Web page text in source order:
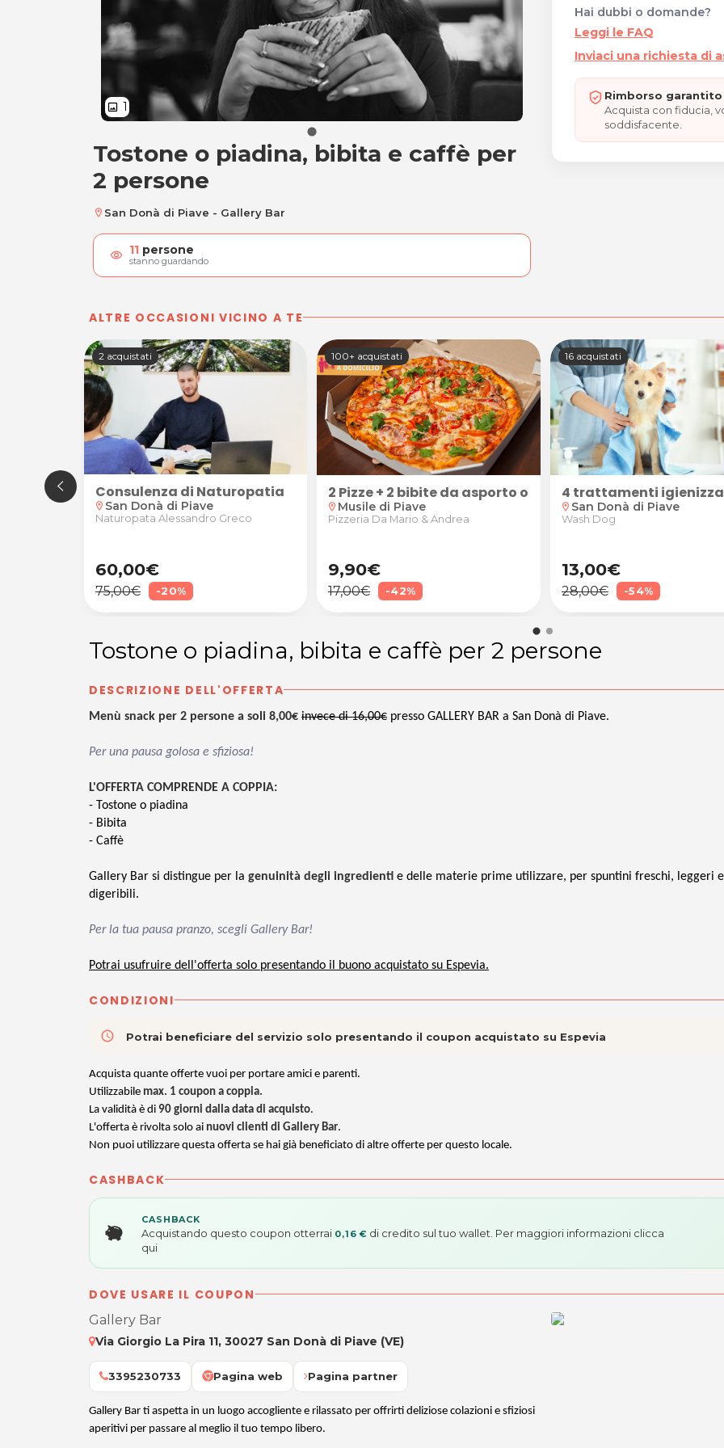
image 1
Tostone o piadina, bibita e caffè per 2
Tostone o piadina, bibita e caffè per
2 persone
location_on San Donà di Piave - Gallery Bar
visibility 11 persone
stanno guardando
Hai dubbi o domande?
Leggi le FAQ
Inviaci una richiesta di
Rimborso
Acquista con fiducia,
soddisfacente.
ALTRE OCCASIONI VICINO A TE
Glamour Beauty & SPA a Noventa di Piave
collo, spalle, schiena o gambe
2 acquistati
Consulenza di Naturopatia
location_on San Donà di Piave
Naturopata Alessandro Greco
60,00€
75,00€ -20%
100+ acquistati
2 Pizze + 2 bibite da asporto o a domicilio
location_on Musile di Piave
Pizzeria Da Mario & Andrea
9,90€
17,00€ -42%
16 acquistati
4 trattamenti
location_on San Donà di Piave
Wash Dog
13,00€
28,00€ -54%
Tostone o piadina, bibita e caffè per 2 persone
DESCRIZIONE DELL'OFFERTA
Menù snack per 2 persone a soli 8,00€ invece di 16,00€ presso GALLERY BAR a San Donà di Piave.
Per una pausa golosa e sfiziosa!
L'OFFERTA COMPRENDE A COPPIA:
- Tostone o piadina
- Bibita
- Caffè
Gallery Bar si distingue per la genuinità degli ingredienti e delle materie prime utilizzare, per spuntini freschi, leggeri e
digeribili.
Per la tua pausa pranzo, scegli Gallery Bar!
Potrai usufruire dell'offerta solo presentando il buono acquistato su Espevia.
CONDIZIONI
access_time Potrai beneficiare del servizio solo presentando il coupon acquistato su Espevia
Acquista quante offerte vuoi per portare amici e parenti.
Utilizzabile max. 1 coupon a coppia.
La validità è di 90 giorni dalla data di acquisto.
L'offerta è rivolta solo ai nuovi clienti di Gallery Bar.
Non puoi utilizzare questa offerta se hai già beneficiato di altre offerte per questo locale.
CASHBACK
CASHBACK
Acquistando questo coupon otterrai 0,16 € di credito sul tuo wallet. Per maggiori informazioni clicca
qui
DOVE USARE IL COUPON
Gallery Bar
Via Giorgio La Pira 11, 30027 San Donà di Piave (VE)
3395230733 Pagina web Pagina partner
Gallery Bar ti aspetta in un luogo accogliente e rilassato per offrirti deliziose colazioni e sfiziosi
aperitivi per passare al meglio il tuo tempo libero.